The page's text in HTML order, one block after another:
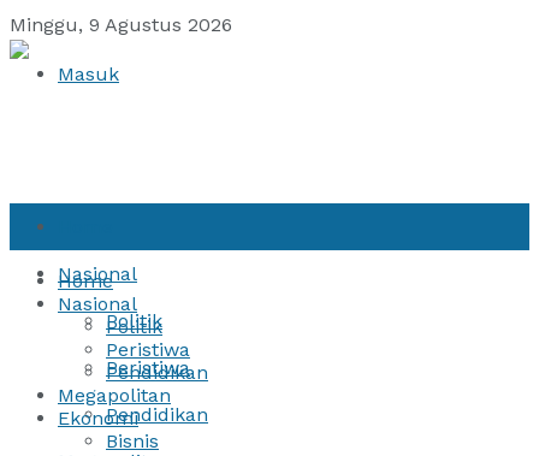
Minggu, 9 Agustus 2026
Masuk
Nasional
Politik
Peristiwa
Pendidikan
Home
Nasional
Politik
Peristiwa
Pendidikan
Megapolitan
Ekonomi
Bisnis